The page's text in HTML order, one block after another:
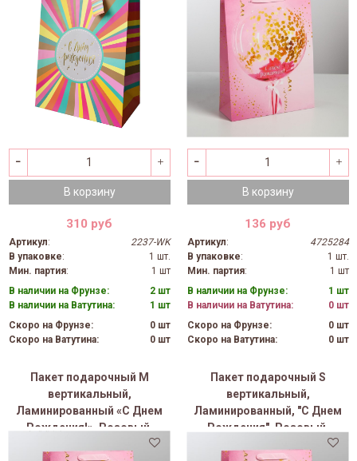
В корзину
310 руб
Артикул:
2237-WK
В упаковке:
1 шт.
Мин. партия:
1 шт
В наличии на Фрунзе:
2 шт
В наличии на Ватутина:
1 шт
Скоро на Фрунзе:
0 шт
Скоро на Ватутина:
0 шт
В корзину
136 руб
Артикул:
4725284
В упаковке:
1 шт.
Мин. партия:
1 шт
В наличии на Фрунзе:
1 шт
В наличии на Ватутина:
0 шт
Скоро на Фрунзе:
0 шт
Скоро на Ватутина:
0 шт
Пакет подарочный M
вертикальный,
Ламинированный «С Днем
Рождения!», Розовый,
23*27*11,5 см (Д*В*Ш)
Пакет подарочный S
вертикальный,
Ламинированный, "С Днем
Рождения", Розовый,